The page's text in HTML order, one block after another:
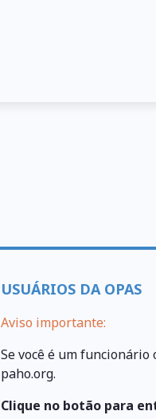
USUÁRIOS DA OPAS
Aviso importante:
Se você é um funcionário
paho.org.
Clique no botão para